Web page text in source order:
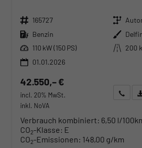
Fahrzeugnr. 165727 Getriebe
Kraftstoff Benzin Außenfarbe
Leistung 110 kW (150 PS) Kilometerstand
200
01.01.2026
42.550,– €
incl. 20% MwSt.
inkl. NoVA
Wir
Verbrauch kombiniert: 6,50 l/
CO2-Klasse: E
CO2-Emissionen: 148,00 g/km